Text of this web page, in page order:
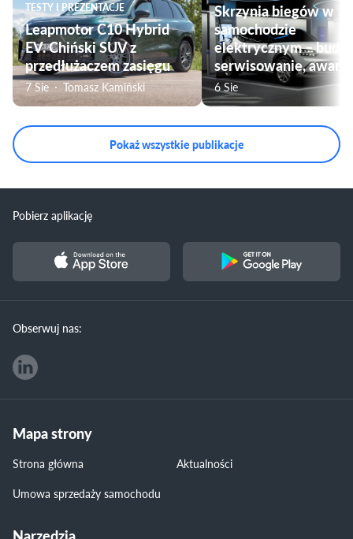
TESTY I PREZENTACJE
Leapmotor C10 Hybrid
EV. Chiński SUV z
przedłużaczem zasięgu
7 Sie Tomasz Kamiński
Skrzynia biegów w
samochodzie
elektrycznym –
serwisowanie, awarie
6 Sie
Pokaż wszystkie publikacje
Pobierz aplikację
Obserwuj nas:
Mapa strony
Strona główna
Aktualności
Umowa sprzedaży samochodu